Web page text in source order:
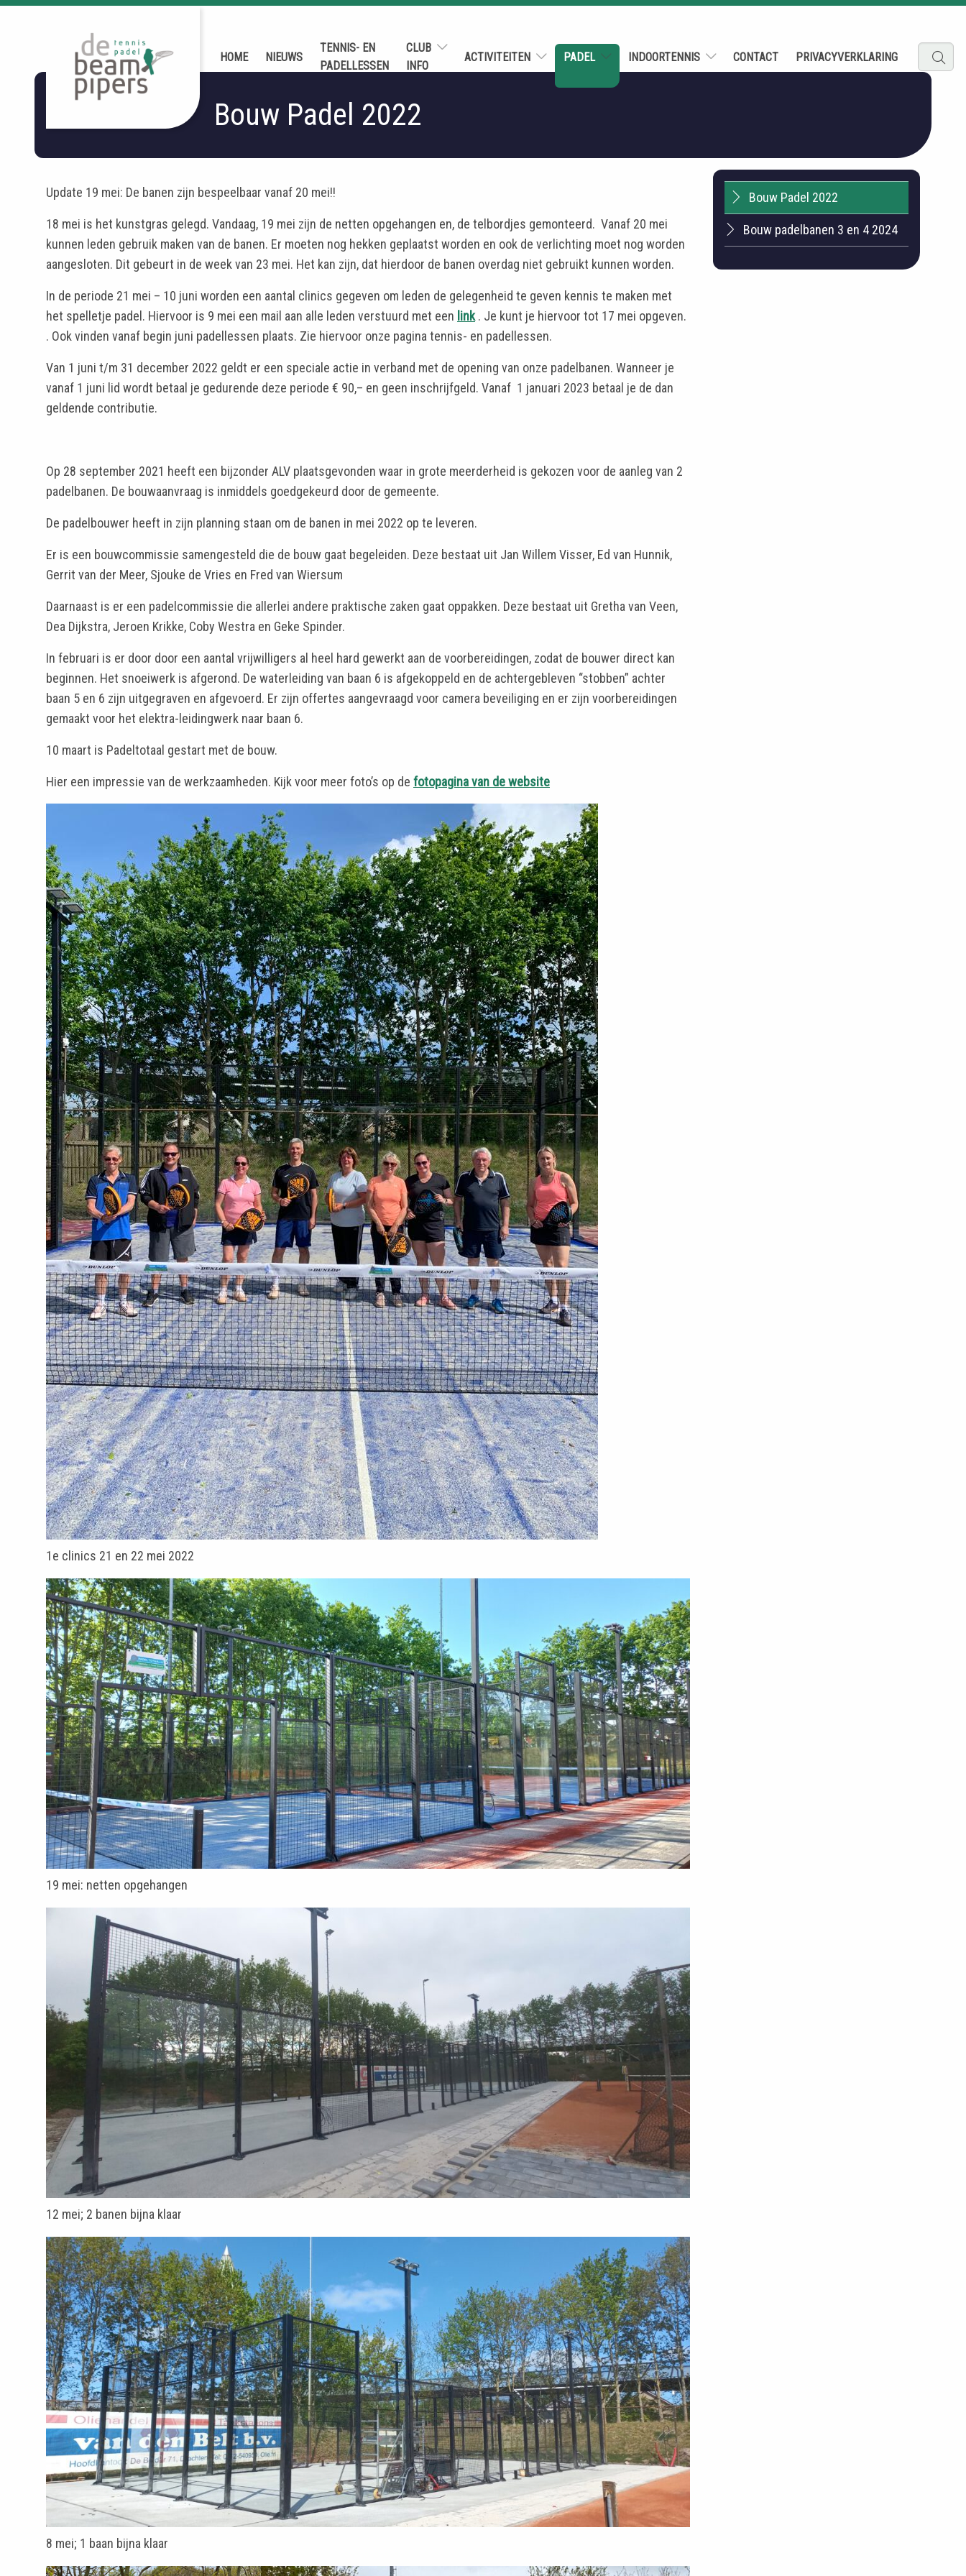
HOME NIEUWS
TENNIS- EN
PADELLESSEN
CLUB
INFO
ACTIVITEITEN PADEL INDOORTENNIS CONTACT PRIVACYVERKLARING
Bouw Padel 2022
Update 19 mei: De banen zijn bespeelbaar vanaf 20 mei!!
18 mei is het kunstgras gelegd. Vandaag, 19 mei zijn de netten opgehangen en, de telbordjes gemonteerd. Vanaf 20 mei
kunnen leden gebruik maken van de banen. Er moeten nog hekken geplaatst worden en ook de verlichting moet nog worden
aangesloten. Dit gebeurt in de week van 23 mei. Het kan zijn, dat hierdoor de banen overdag niet gebruikt kunnen worden.
In de periode 21 mei – 10 juni worden een aantal clinics gegeven om leden de gelegenheid te geven kennis te maken met
het spelletje padel. Hiervoor is 9 mei een mail aan alle leden verstuurd met een link. Je kunt je hiervoor tot 17 mei opgeven.
. Ook vinden vanaf begin juni padellessen plaats. Zie hiervoor onze pagina tennis- en padellessen.
Van 1 juni t/m 31 december 2022 geldt er een speciale actie in verband met de opening van onze padelbanen. Wanneer je
vanaf 1 juni lid wordt betaal je gedurende deze periode € 90,– en geen inschrijfgeld. Vanaf 1 januari 2023 betaal je de dan
geldende contributie.
Op 28 september 2021 heeft een bijzonder ALV plaatsgevonden waar in grote meerderheid is gekozen voor de aanleg van 2
padelbanen. De bouwaanvraag is inmiddels goedgekeurd door de gemeente.
De padelbouwer heeft in zijn planning staan om de banen in mei 2022 op te leveren.
Er is een bouwcommissie samengesteld die de bouw gaat begeleiden. Deze bestaat uit Jan Willem Visser, Ed van Hunnik,
Gerrit van der Meer, Sjouke de Vries en Fred van Wiersum
Daarnaast is er een padelcommissie die allerlei andere praktische zaken gaat oppakken. Deze bestaat uit Gretha van Veen,
Dea Dijkstra, Jeroen Krikke, Coby Westra en Geke Spinder.
In februari is er door door een aantal vrijwilligers al heel hard gewerkt aan de voorbereidingen, zodat de bouwer direct kan
beginnen. Het snoeiwerk is afgerond. De waterleiding van baan 6 is afgekoppeld en de achtergebleven “stobben” achter
baan 5 en 6 zijn uitgegraven en afgevoerd. Er zijn offertes aangevraagd voor camera beveiliging en er zijn voorbereidingen
gemaakt voor het elektra-leidingwerk naar baan 6.
10 maart is Padeltotaal gestart met de bouw.
Hier een impressie van de werkzaamheden. Kijk voor meer foto’s op de fotopagina van de website
1e clinics 21 en 22 mei 2022
19 mei: netten opgehangen
12 mei; 2 banen bijna klaar
8 mei; 1 baan bijna klaar
Bouw Padel 2022
Bouw padelbanen 3 en 4 2024